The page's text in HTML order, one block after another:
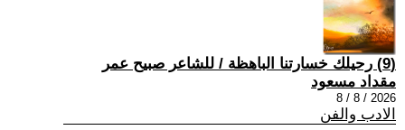
(9) رحيلك خسارتنا الباهظة / للشاعر صبيح عمر
مقداد مسعود
2026 / 8 / 8
الادب والفن